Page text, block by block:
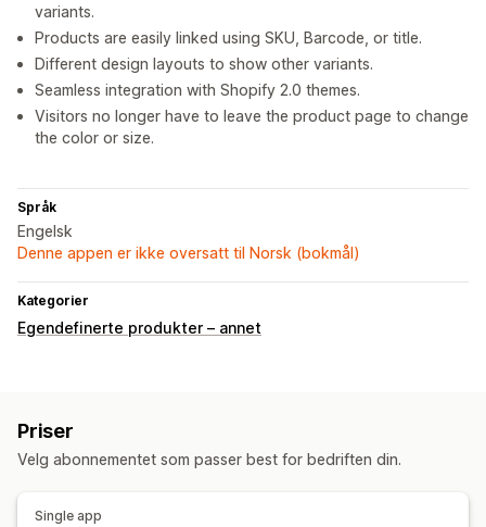
variants.
Products are easily linked using SKU, Barcode, or title.
Different design layouts to show other variants.
Seamless integration with Shopify 2.0 themes.
Visitors no longer have to leave the product page to change
the color or size.
Språk
Engelsk
Denne appen er ikke oversatt til Norsk (bokmål)
Kategorier
Egendefinerte produkter – annet
Priser
Velg abonnementet som passer best for bedriften din.
Single app